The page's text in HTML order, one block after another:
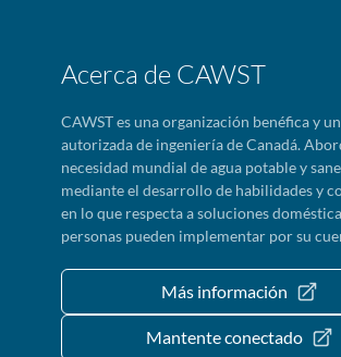
Acerca de CAWST
CAWST es una organización benéfica y
autorizada de ingeniería de Canadá.
necesidad mundial de agua potable y
mediante el desarrollo de habilidades y
en lo que respecta a soluciones
personas pueden implementar por su
Más información
Mantente conectado